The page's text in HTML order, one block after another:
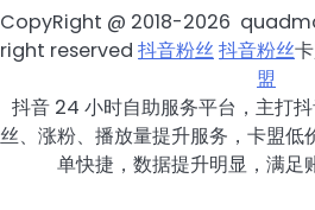
CopyRight @ 2018-2026
right reserved 抖音粉丝抖音粉丝
盟
抖音 24 小时自助服务平台，主打
丝、涨粉、播放量提升服务，卡盟低
单快捷，数据提升明显，满足